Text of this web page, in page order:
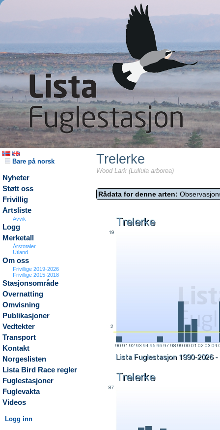
Bare på norsk
Nyheter
Støtt oss
Frivillig
Artsliste
Avvik
Logg
Merketall
Årstotaler
Utland
Om oss
Frivillige 2019-2026
Frivillige 2015-2018
Stasjonsområde
Overnatting
Omvisning
Publikasjoner
Vedtekter
Transport
Kontakt
Norgeslisten
Lista Bird Race regler
Fuglestasjoner
Fuglevakta
Videos
Logg inn
Trelerke
Wood Lark (Lullula arborea)
Rådata for denne arten: